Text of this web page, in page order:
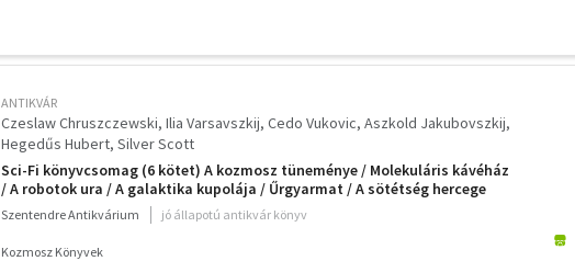
ANTIKVÁR
Czeslaw Chruszczewski Ilia Varsavszkij Cedo Vukovic Aszkold Jakubovszkij
Hegedűs Hubert Silver Scott
Sci-Fi könyvcsomag (6 kötet) A kozmosz tüneménye / Molekuláris kávéház
/ A robotok ura / A galaktika kupolája / Űrgyarmat / A sötétség hercege
Szentendre Antikvárium jó állapotú antikvár könyv
Kozmosz Könyvek